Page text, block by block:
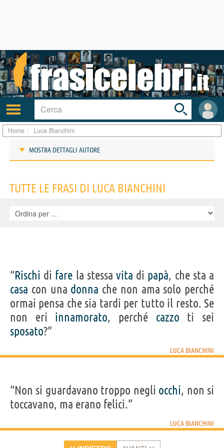
Attiva/disattiva
navigazione
User
area
Toggle
search
bar
Home Luca Bianchini
MOSTRA DETTAGLI AUTORE
IDENTIKIT E DATI ANAGRAFICI
Cognome Bianchini
11 febbraio 1970
Sesso maschile
Nazionalità italiana
Professione conduttore radiofonico scrittore
Segno zodiacale
TUTTE LE FRASI DI LUCA BIANCHINI
“Rischi di fare la stessavita di papà, che sta a
casa con una donna che non ama solo perché
ormai pensa che sia tardi per tutto il resto. Se
non eri innamorato, perché cazzo ti sei
sposato?”
LUCA BIANCHINI
“Non si guardavano troppo negli occhi, non si
toccavano, ma erano felici.”
LUCA BIANCHINI